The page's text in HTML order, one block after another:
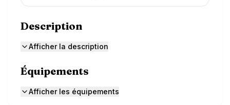
Description
Afficher la description
Équipements
Afficher les équipements